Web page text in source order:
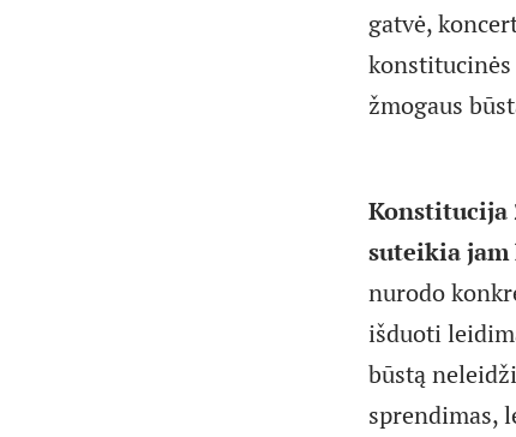
gatvė,
žmogaus
Konstitucija
suteikia jam
nurodo
išduoti
būstą
sprendimas,